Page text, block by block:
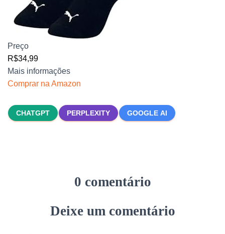
Preço
R$34,99
Mais informações
Comprar na Amazon
CHATGPT PERPLEXITY GOOGLE AI
0 comentário
Deixe um comentário